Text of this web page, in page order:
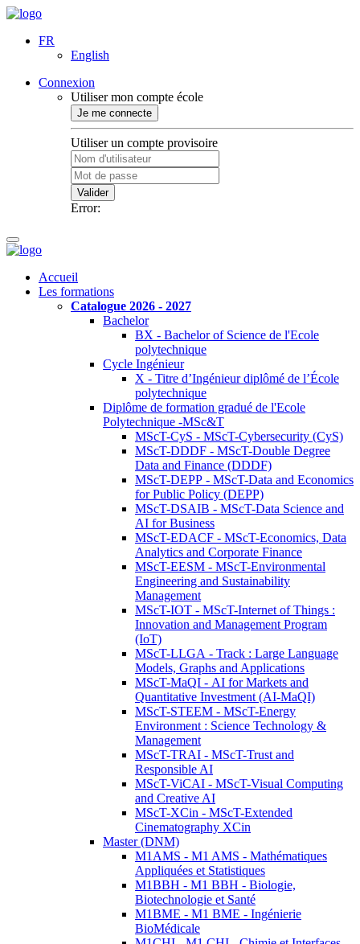
FR
English
Connexion
Utiliser mon compte école
Je me connecte
Utiliser un compte provisoire
Valider
Error:
Accueil
Les formations
Catalogue 2026 - 2027
Bachelor
BX - Bachelor of Science de l'Ecole
polytechnique
Cycle Ingénieur
X - Titre d’Ingénieur diplômé de l’École
polytechnique
Diplôme de formation gradué de l'Ecole
Polytechnique -MSc&T
MScT-CyS - MScT-Cybersecurity (CyS)
MScT-DDDF - MScT-Double Degree
Data and Finance (DDDF)
MScT-DEPP - MScT-Data and Economics
for Public Policy (DEPP)
MScT-DSAIB - MScT-Data Science and
AI for Business
MScT-EDACF - MScT-Economics, Data
Analytics and Corporate Finance
MScT-EESM - MScT-Environmental
Engineering and Sustainability
Management
MScT-IOT - MScT-Internet of Things :
Innovation and Management Program
(IoT)
MScT-LLGA - Track : Large Language
Models, Graphs and Applications
MScT-MaQI - AI for Markets and
Quantitative Investment (AI-MaQI)
MScT-STEEM - MScT-Energy
Environment : Science Technology &
Management
MScT-TRAI - MScT-Trust and
Responsible AI
MScT-ViCAI - MScT-Visual Computing
and Creative AI
MScT-XCin - MScT-Extended
Cinematography XCin
Master (DNM)
M1AMS - M1 AMS - Mathématiques
Appliquées et Statistiques
M1BBH - M1 BBH - Biologie,
Biotechnologie et Santé
M1BME - M1 BME - Ingénierie
BioMédicale